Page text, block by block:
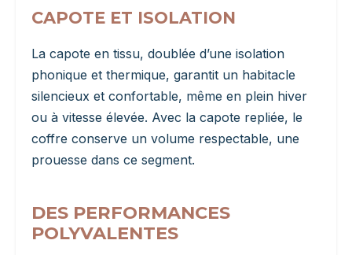
CAPOTE ET ISOLATION
La capote en tissu, doublée d’une isolation
phonique et thermique, garantit un habitacle
silencieux et confortable, même en plein hiver
ou à vitesse élevée. Avec la capote repliée, le
coffre conserve un volume respectable, une
prouesse dans ce segment.
DES PERFORMANCES
POLYVALENTES